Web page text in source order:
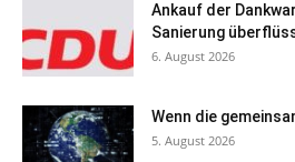
Ankauf der
Sanierung
6. August 2026
Wenn die
5. August 2026